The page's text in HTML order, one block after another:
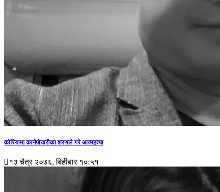
कोरियामा कानेपोखरीका शरणले गरे आत्महत्या
१३ चैत्र २०७६, बिहीबार १०:५१